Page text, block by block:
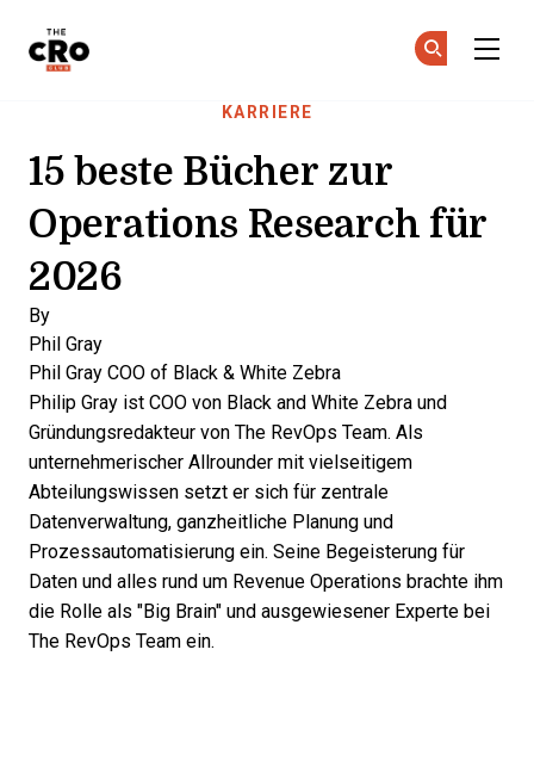
KARRIERE
15 beste Bücher zur
Operations Research für
2026
By
Phil Gray
Phil Gray COO of Black & White Zebra
Philip Gray ist COO von Black and White Zebra und
Gründungsredakteur von The RevOps Team. Als
unternehmerischer Allrounder mit vielseitigem
Abteilungswissen setzt er sich für zentrale
Datenverwaltung, ganzheitliche Planung und
Prozessautomatisierung ein. Seine Begeisterung für
Daten und alles rund um Revenue Operations brachte ihm
die Rolle als "Big Brain" und ausgewiesener Experte bei
The RevOps Team ein.